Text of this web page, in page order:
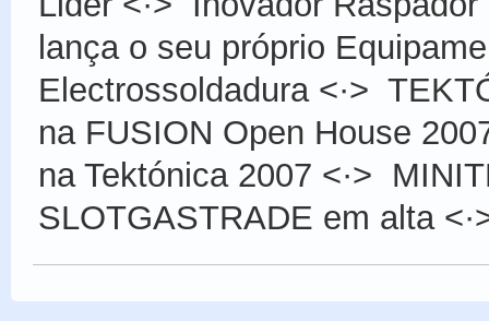
lança o seu próprio
Electrossoldadura<·>
na FUSION Open House
na Tektónica 2007 <·>
SLOTGASTRADE em alta